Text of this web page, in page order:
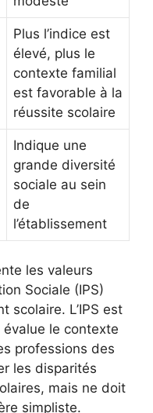
Plus l’indice est
élevé, plus le
contexte familial
est favorable à la
réussite scolaire
Indique une
grande diversité
sociale au sein
de
l’établissement
les valeurs
Sociale (IPS)
scolaire. L’IPS est
le contexte
professions des
les disparités
mais ne doit
simpliste.